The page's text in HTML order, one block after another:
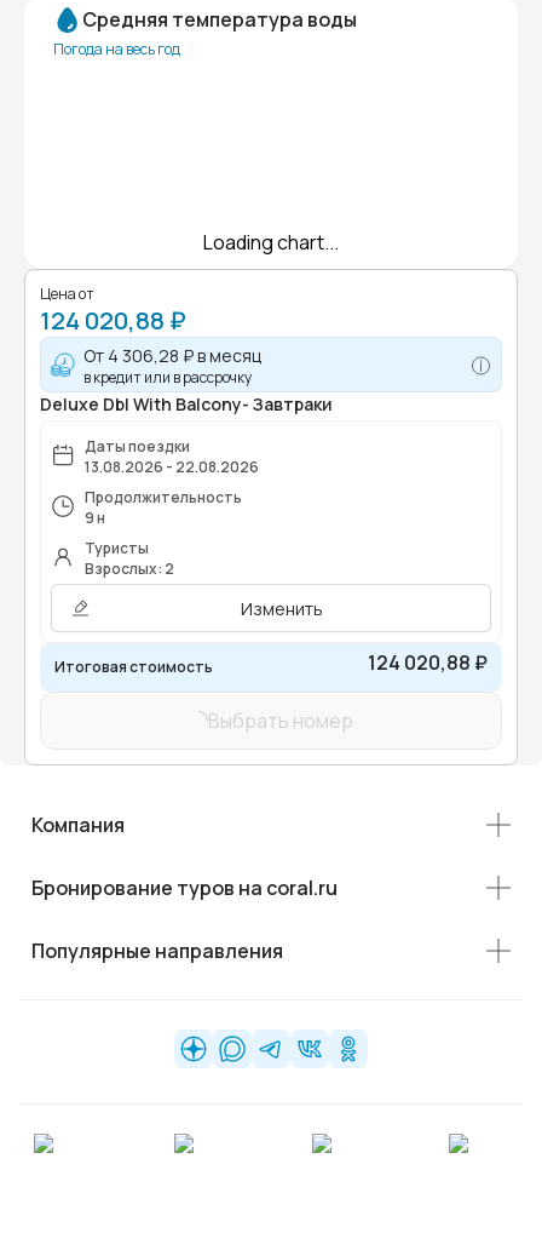
Средняя температура воды
Погода на весь год
Loading chart...
Цена от
124 020,88 ₽
От 4 306,28 ₽в месяц
в кредит или в рассрочку
Deluxe Dbl With Balcony- Завтраки
Даты поездки
13.08.2026 - 22.08.2026
Продолжительность
9 н
Туристы
Взрослых: 2
Изменить
Итоговая стоимость 124 020,88 ₽
Выбрать номер
Компания
Бронирование туров на coral.ru
Популярные направления